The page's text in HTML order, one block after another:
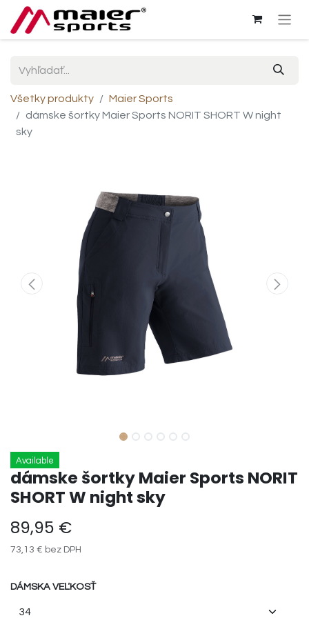
Všetky produkty
Maier Sports
dámske šortky Maier Sports NORIT SHORT W night
sky
Available
dámske šortky Maier Sports NORIT
SHORT W night sky
89,95 €
73,13 € bez DPH
DÁMSKA VEĽKOSŤ